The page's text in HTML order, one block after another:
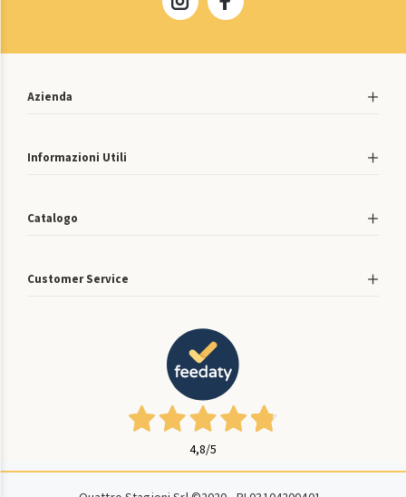
Azienda
Informazioni Utili
Catalogo
Customer Service
4,8/5